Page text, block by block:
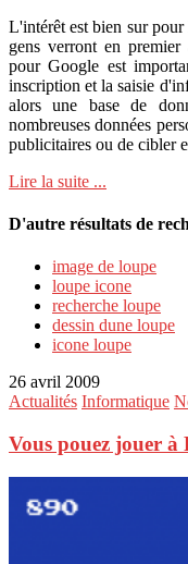
L'intérêt est bien sur
gens verront en
pour Google est
inscription et la saisie
alors une base de
nombreuses données
publicitaires ou de cibler
Lire la suite ...
D'autre résultats de
image de loupe
loupe icone
recherche loupe
dessin dune loupe
icone loupe
26 avril 2009
Actualités Informatique
Vous pouez jouer à